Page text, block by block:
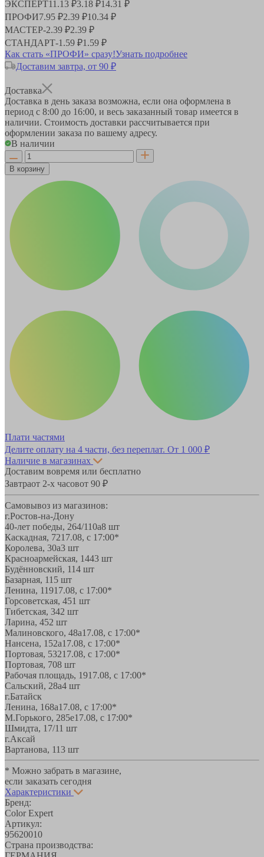
ЭКСПЕРТ11.13 ₽3.18 ₽14.31 ₽
ПРОФИ7.95 ₽2.39 ₽10.34 ₽
МАСТЕР-2.39 ₽2.39 ₽
СТАНДАРТ-1.59 ₽1.59 ₽
Как стать «ПРОФИ» сразу!Узнать подробнее
Доставим завтра, от 90 ₽
Доставка
Доставка в день заказа возможна, если она оформлена в
период с 8:00 до 16:00, и весь заказанный товар имеется в
наличии. Стоимость доставки рассчитывается при
оформлении заказа по вашему адресу.
В наличии
В корзину
Плати частями
Делите оплату на 4 части, без переплат. От 1 000 ₽
Наличие в магазинах
Доставим вовремя или бесплатно
Завтраот 2-х часовот 90 ₽
Самовывоз из магазинов:
г.Ростов-на-Дону
40-лет победы, 264/110а8 шт
Каскадная, 7217.08, с 17:00*
Королева, 30а3 шт
Красноармейская, 1443 шт
Будённовский, 114 шт
Базарная, 11 5 шт
Ленина, 11917.08, с 17:00*
Горсоветская, 451 шт
Тибетская, 342 шт
Ларина, 452 шт
Малиновского, 48а17.08, с 17:00*
Нансена, 152а17.08, с 17:00*
Портовая, 53217.08, с 17:00*
Портовая, 708 шт
Рабочая площадь, 1917.08, с 17:00*
Сальский, 28a4 шт
г.Батайск
Ленина, 168а17.08, с 17:00*
М.Горького, 285е17.08, с 17:00*
Шмидта, 17/11 шт
г.Аксай
Вартанова, 113 шт
* Можно забрать в магазине,
если заказать сегодня
Характеристики
Бренд:
Color Expert
Артикул:
95620010
Страна производства: